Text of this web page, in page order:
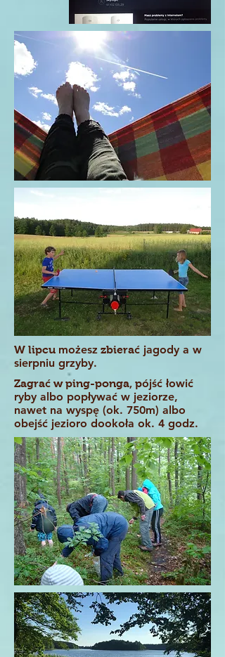
W lipcu możesz zbierać jagody a w
sierpniu grzyby.
Zagrać w ping-ponga, pójść łowić
ryby albo popływać w jeziorze,
nawet na wyspę (ok. 750m) albo
obejść jezioro dookoła ok. 4 godz.